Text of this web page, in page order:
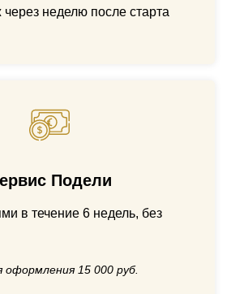
неделю после старта
Подели
в течение 6 недель, без
оформления 15 000 руб.